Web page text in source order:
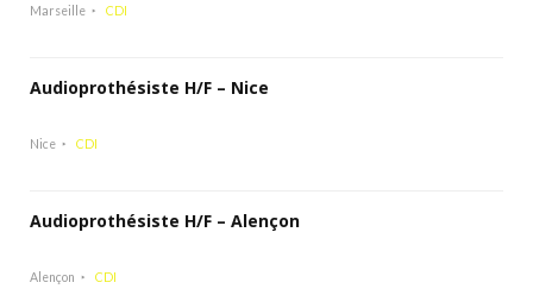
Marseille CDI
Audioprothésiste H/F – Nice
Nice CDI
Audioprothésiste H/F – Alençon
Alençon CDI